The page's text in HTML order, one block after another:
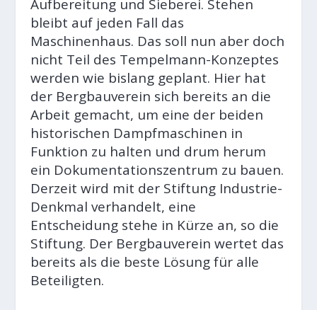
Aufbereitung und Sieberei. Stehen
bleibt auf jeden Fall das
Maschinenhaus. Das soll nun aber doch
nicht Teil des Tempelmann-Konzeptes
werden wie bislang geplant. Hier hat
der Bergbauverein sich bereits an die
Arbeit gemacht, um eine der beiden
historischen Dampfmaschinen in
Funktion zu halten und drum herum
ein Dokumentationszentrum zu bauen.
Derzeit wird mit der Stiftung Industrie-
Denkmal verhandelt, eine
Entscheidung stehe in Kürze an, so die
Stiftung. Der Bergbauverein wertet das
bereits als die beste Lösung für alle
Beteiligten.